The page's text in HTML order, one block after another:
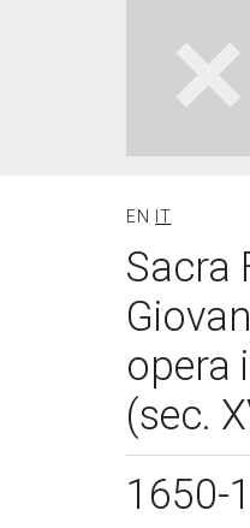
EN IT
Sacra
opera
(sec.
1650-